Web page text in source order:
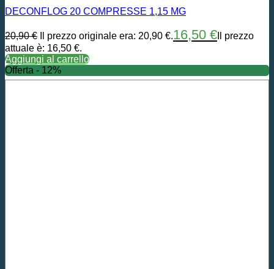
DECONFLOG 20 COMPRESSE 1,15 MG
20,90€ Il prezzo originale era: 20,90 €.16,50 € Il prezzo
attuale è: 16,50 €.
Aggiungi al carrello
Offerta - 12%